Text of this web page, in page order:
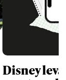
Disney